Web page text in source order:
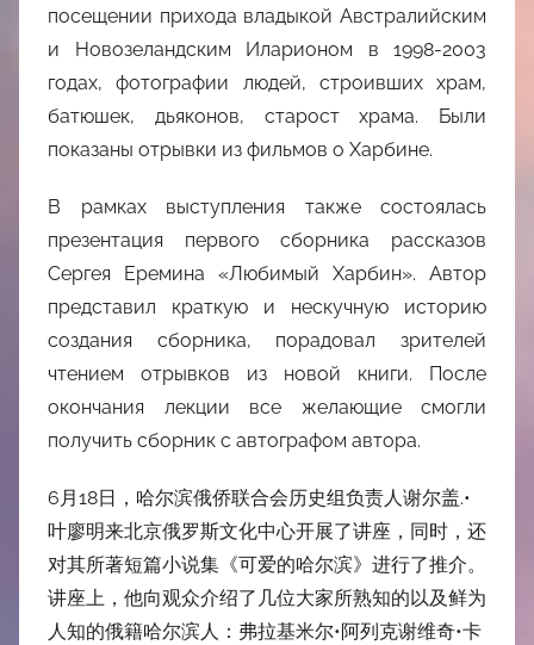
посещении прихода владыкой Австралийским
и Новозеландским Иларионом в 1998-2003
годах, фотографии людей, строивших храм,
батюшек, дьяконов, старост храма. Были
показаны отрывки из фильмов о Харбине.
В рамках выступления также состоялась
презентация первого сборника рассказов
Сергея Еремина «Любимый Харбин». Автор
представил краткую и нескучную историю
создания сборника, порадовал зрителей
чтением отрывков из новой книги. После
окончания лекции все желающие смогли
получить сборник с автографом автора.
6月18日，哈尔滨俄侨联合会历史组负责人谢尔盖.•
叶廖明来北京俄罗斯文化中心开展了讲座，同时，还
对其所著短篇小说集《可爱的哈尔滨》进行了推介。
讲座上，他向观众介绍了几位大家所熟知的以及鲜为
人知的俄籍哈尔滨人：弗拉基米尔•阿列克谢维奇•卡